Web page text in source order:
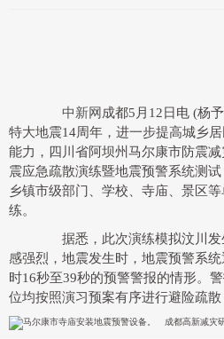
中新网 成都5月12日电 (杨
特大地震14周年，进一步提高城乡
能力，四川省阿坝州马尔康市防震
震应急疏散演练暨地震预警系统测
乡镇市级部门、学校、寺庙、景区
练。
据悉，此次演练模拟汶川发
感强烈，地震发生时，地震预警系
时16秒至39秒的预警警报的情形。
位均按照演习预案有序进行避险疏散